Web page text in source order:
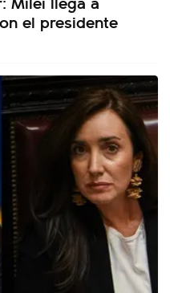
el presidente